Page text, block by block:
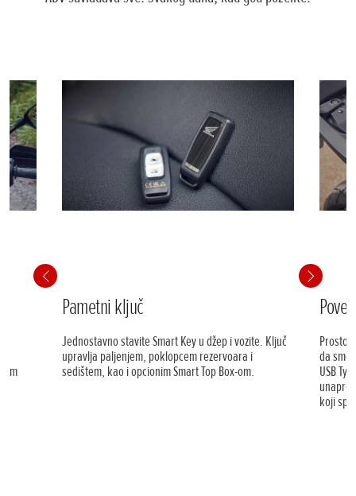
Pametni ključ
Jednostavno stavite Smart Key u džep i vozite. Ključ
upravlja paljenjem, poklopcem rezervoara i
sedištem, kao i opcionim Smart Top Box-om.
Prostor
da
USB
koji